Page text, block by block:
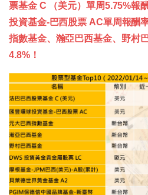
票基金 C （美元）單周5.75%報
投資基金-巴西股票 AC單周報酬
指數基金、瀚亞巴西基金、野村
4.8%！